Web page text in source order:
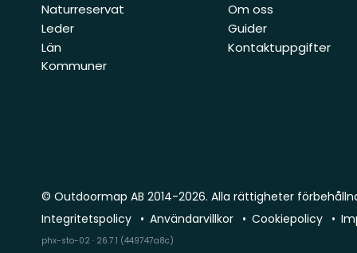
Naturreservat
Leder
Län
Kommuner
Om oss
Guider
Kontaktuppgifter
© Outdoormap AB 2014-2026. Alla rättigheter
Integritetspolicy
Användarvillkor Cookiepolicy
phx-sto-02 · 26.7.1 (449747a8c)